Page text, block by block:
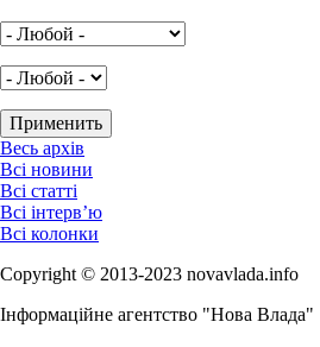
Весь архів
Всі новини
Всі статті
Всі інтерв’ю
Всі колонки
Copyright © 2013-2023 novavlada.info
Інформаційне агентство "Нова Влада"